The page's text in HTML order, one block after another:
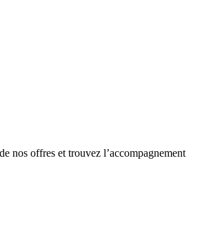
nos offres et trouvez l’accompagnement